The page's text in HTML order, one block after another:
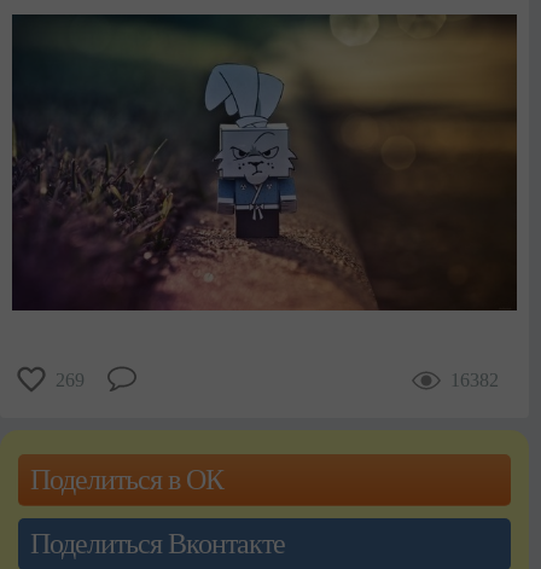
269 16382
Поделиться в ОК
Поделиться Вконтакте